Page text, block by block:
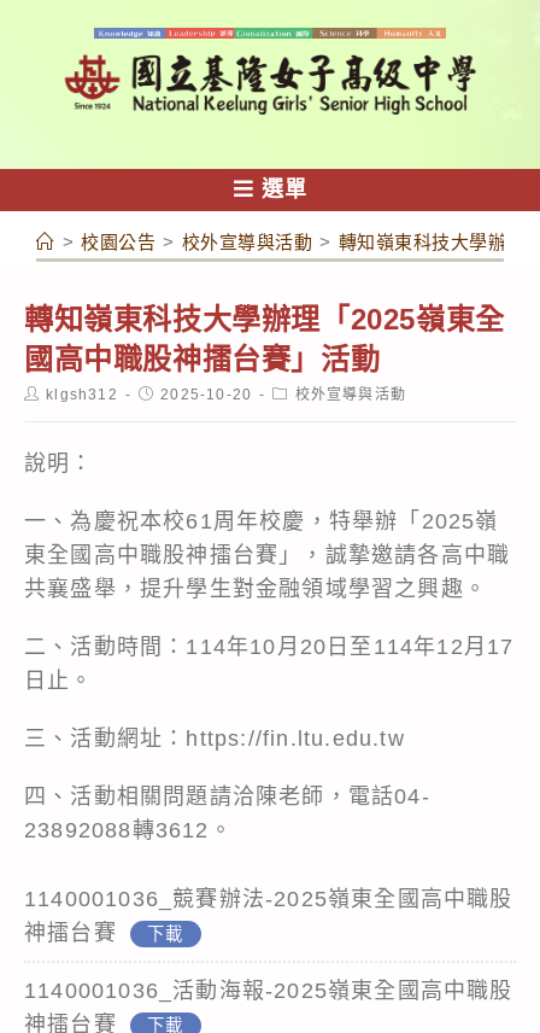
容
選單
> 校園公告 > 校外宣導與活動 > 轉知嶺東科技大學辦理
轉知嶺東科技大學辦理「2025嶺東全
國高中職股神擂台賽」活動
Postklgsh312
Post2025-10-20
Post校外宣導與活動
說明：
一、為慶祝本校61周年校慶，特舉辦「2025嶺
東全國高中職股神擂台賽」，誠摯邀請各高中職
共襄盛舉，提升學生對金融領域學習之興趣。
二、活動時間：114年10月20日至114年12月17
日止。
三、活動網址：https://fin.ltu.edu.tw
四、活動相關問題請洽陳老師，電話04-
23892088轉3612。
1140001036_競賽辦法-2025嶺東全國高中職股
神擂台賽
下載
1140001036_活動海報-2025嶺東全國高中職股
神擂台賽
下載